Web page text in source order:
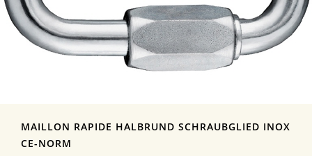
MAILLON RAPIDE HALBRUND SCHRAUBGLIED INOX
CE-NORM